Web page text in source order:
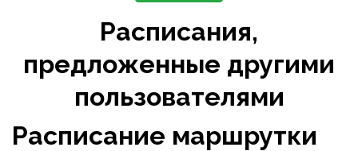
Расписания,
предложенные другими
пользователями
Расписание маршрутки